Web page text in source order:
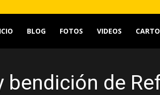
BLOG FOTOS VIDEOS
bendición de